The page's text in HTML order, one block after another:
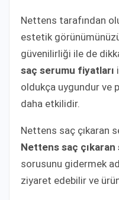
Nettens tarafından
estetik
güvenilirliği ile de
saç serumu fiyatları
oldukça uygundur ve
daha etkilidir.
Nettens saç çıkaran
Nettens saç çıkaran
sorusunu gidermek
ziyaret edebilir ve